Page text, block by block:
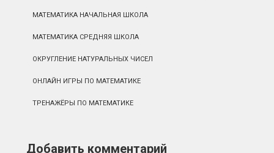
МАТЕМАТИКА НАЧАЛЬНАЯ ШКОЛА
МАТЕМАТИКА СРЕДНЯЯ ШКОЛА
ОКРУГЛЕНИЕ НАТУРАЛЬНЫХ ЧИСЕЛ
ОНЛАЙН ИГРЫ ПО МАТЕМАТИКЕ
ТРЕНАЖЁРЫ ПО МАТЕМАТИКЕ
Добавить комментарий